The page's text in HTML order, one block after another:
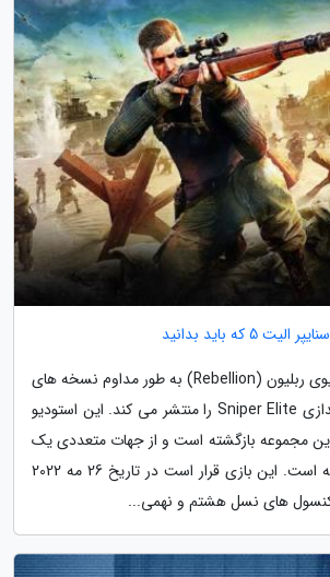
سال هاست که استودیوی ربلیون (Rebellion) به طور مداوم نسخه های
جدیدی از سری تیراندازی Sniper Elite را منتشر می کند. این استودیو
مجموعه بازگشته است و از جهات متعددی یک
گام رو به جلو برداشته است. این بازی قرار است در تاریخ 26 مه 2022